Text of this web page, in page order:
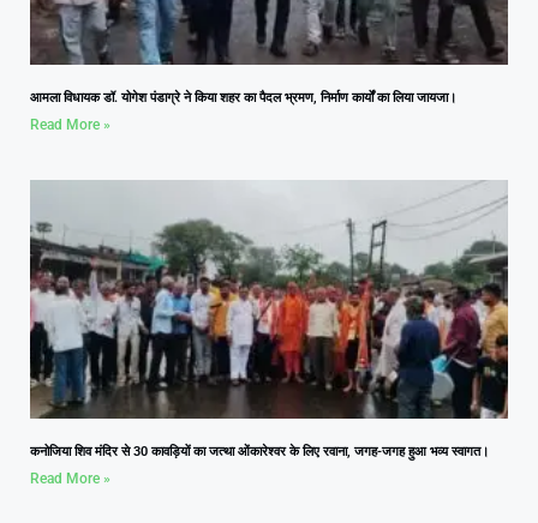
आमला विधायक डॉ. योगेश पंडाग्रे ने किया शहर का पैदल भ्रमण, निर्माण कार्यों का लिया जायजा।
Read More »
कनोजिया शिव मंदिर से 30 कावड़ियों का जत्था ओंकारेश्वर के लिए रवाना, जगह-जगह हुआ भव्य स्वागत।
Read More »